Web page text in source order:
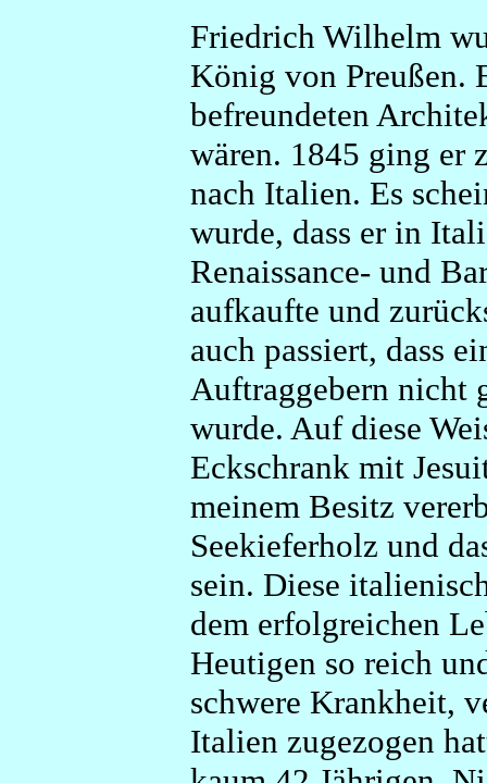
Friedrich Wilhelm
König von Preußen.
befreundeten
wären. 1845 ging er
nach Italien. Es
wurde, dass er in
Renaissance- und
aufkaufte und
auch passiert, dass
Auftraggebern nicht
wurde. Auf diese
Eck­schrank mit
meinem Besitz
Seekieferholz und
sein. Diese
dem erfolgreichen
Heutigen so reich
schwere Krankheit,
Italien zugezogen